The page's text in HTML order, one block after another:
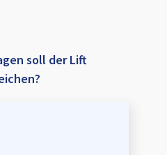
soll der Lift